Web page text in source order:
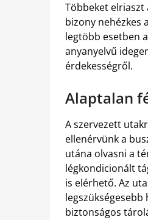
Többeket elriaszt
bizony nehézkes
legtöbb esetben
anyanyelvű
érdekességről.
Alaptalan
A szervezett
ellenérvünk a
utána olvasni a
légkondicionált
is elérhető. Az
biztonságos